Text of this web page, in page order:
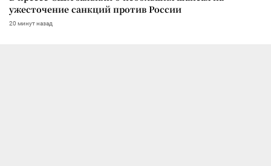
ужесточение санкций против России
20 минут назад